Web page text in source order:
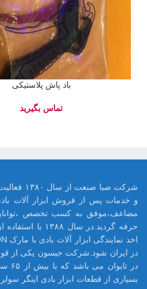
باد پاش پلاستیکی
شرکت صبا
و خدمات پس از فروش ابزار آلات
مضاعف،موفق به کسب تخصص
حرفه گردید.در
در ایران شود.شرکت جیسون یکی از قوی
در
بسیاری از قطعات ابزار بادی اینگر